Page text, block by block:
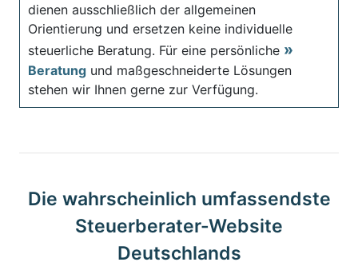
dienen ausschließlich der allgemeinen
Orientierung und ersetzen keine individuelle
steuerliche Beratung. Für eine persönliche
Beratung und maßgeschneiderte Lösungen
stehen wir Ihnen gerne zur Verfügung.
Die wahrscheinlich umfassendste
Steuerberater-Website
Deutschlands